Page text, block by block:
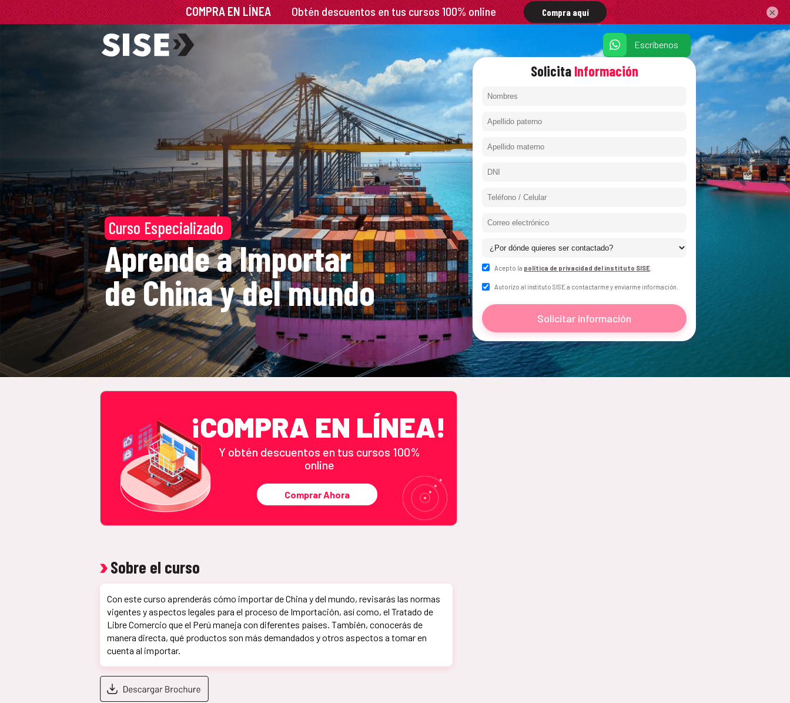
Solicitar información
Solicita Información
Acepto la política de privacidad del instituto SISE
Autorizo al instituto SISE a contactarme y enviarme información.
Sobre el curso
Con este curso aprenderás cómo importar de China y del mundo, revisarás las normas
vigentes y aspectos legales para el proceso de Importación, así como, el Tratado de
Libre Comercio que el Perú maneja con diferentes países. También, conocerás de
manera directa, qué productos son más demandados y otros aspectos a tomar en
cuenta al importar.
¡COMPRA EN LÍNEA!
Y obtén descuentos en tus cursos 100%
online
Comprar Ahora
Escríbenos
Curso Especializado
Aprende a Importar
de China y del mundo
×